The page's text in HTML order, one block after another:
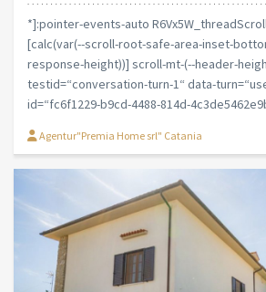
*]:pointer-events-auto
[calc(var(--scroll-root-safe-area-inset-
response-height))] scroll-mt-(--header-
testid=“conversation-turn-1“ data-
id=“fc6f1229-b9cd-4488-814d-
Agentur"Premia Home srl" Catania